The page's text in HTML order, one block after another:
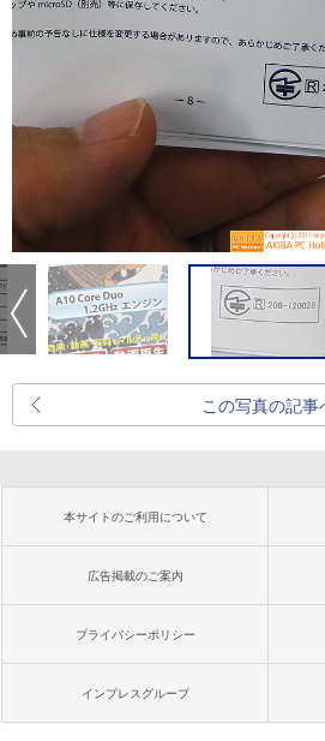
この写真の記事
本サイトのご利用について
広告掲載のご案内
プライバシーポリシー
インプレスグループ